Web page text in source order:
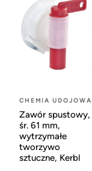
CHEMIA UDOJOWA
Zawór spustowy,
śr. 61 mm,
wytrzymałe
tworzywo
sztuczne, Kerbl